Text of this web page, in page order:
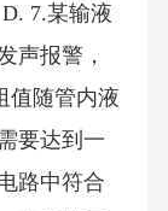
7.某输液
声报警，
值随管内液
要达到一
路中符合